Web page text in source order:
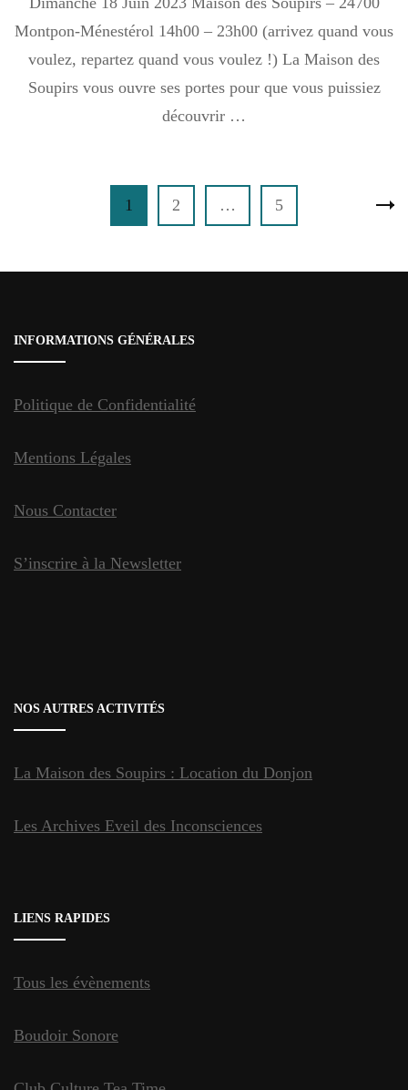
Montpon-Ménestérol 14h00 – 23h00 (arrivez quand vous
voulez, repartez quand vous voulez !) La Maison des
Soupirs vous ouvre ses portes pour que vous puissiez
découvrir …
PaginationPage
1 Page
2 … Page
5
INFORMATIONS GÉNÉRALES
Politique de Confidentialité
Mentions Légales
Nous Contacter
S’inscrire à la Newsletter
NOS AUTRES ACTIVITÉS
La Maison des Soupirs : Location du Donjon
Les Archives Eveil des Inconsciences
LIENS RAPIDES
Tous les évènements
Boudoir Sonore